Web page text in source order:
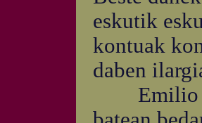
eskutik
kontuak
daben
Emilio